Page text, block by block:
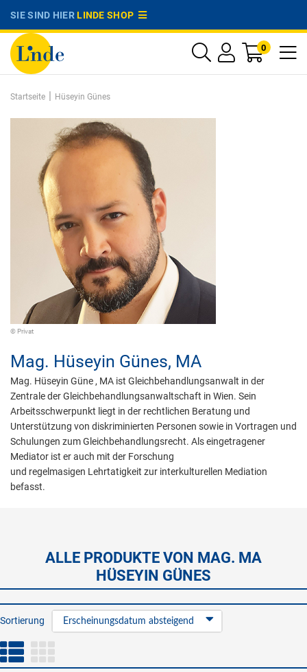
SIE SIND HIERLINDE SHOP
0
Startseite | Hüseyin Günes
© Privat
Mag. Hüseyin Günes, MA
Mag. Hüseyin Güne , MA ist Gleichbehandlungsanwalt in der
Zentrale der Gleichbehandlungsanwaltschaft in Wien. Sein
Arbeitsschwerpunkt liegt in der rechtlichen Beratung und
Unterstützung von diskriminierten Personen sowie in Vortragen und
Schulungen zum Gleichbehandlungsrecht. Als eingetragener
Mediator ist er auch mit der Forschung
und regelmasigen Lehrtatigkeit zur interkulturellen Mediation
befasst.
ALLE PRODUKTE VON MAG. MA
HÜSEYIN GÜNES
Sortierung Erscheinungsdatum absteigend